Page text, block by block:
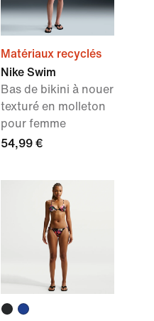
Matériaux recyclés
Nike Swim
Bas de bikini à nouer
texturé en molleton
pour femme
54,99 €